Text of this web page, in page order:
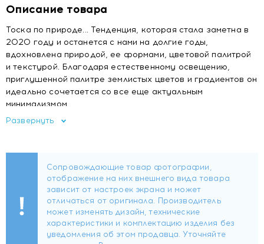
Описание товара
Тоска по природе... Тенденция, которая стала заметна в
2020 году и останется с нами на долгие годы,
вдохновлена ​​природой, ее формами, цветовой палитрой
и текстурой. Благодаря естественному освещению,
приглушенной палитре землистых цветов и градиентов он
идеально сочетается со все еще актуальным
минимализмом.
Тип фитиля:
100 % натуральный воск
Время горения:около 40 часов
Минимальное время горения:Свеча должна гореть мин.
2 часа.
Верхняя нота:дыня, бергамот
Нота сердца:персиковый цвет, груша
Развернуть